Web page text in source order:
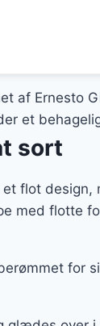
kr..
af Ernesto
et
sort
flot
med flotte